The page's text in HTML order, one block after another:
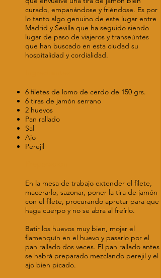
curado, empanándose y friéndose. Es por
lo tanto algo genuino de este lugar entre
Madrid y Sevilla que ha seguido siendo
lugar de paso de viajeros y transeúntes
que han buscado en esta ciudad su
hospitalidad y cordialidad.
6 filetes de lomo de cerdo de 150 grs.
6 tiras de jamón serrano
2 huevos
Pan rallado
Sal
Ajo
Perejil
En la mesa de trabajo extender el filete,
macerarlo, sazonar, poner la tira de jamón
con el filete, procurando apretar para que
haga cuerpo y no se abra al freírlo.
Batir los huevos muy bien, mojar el
flamenquín en el huevo y pasarlo por el
pan rallado dos veces. El pan rallado antes
se habrá preparado mezclando perejil y el
ajo bien picado.